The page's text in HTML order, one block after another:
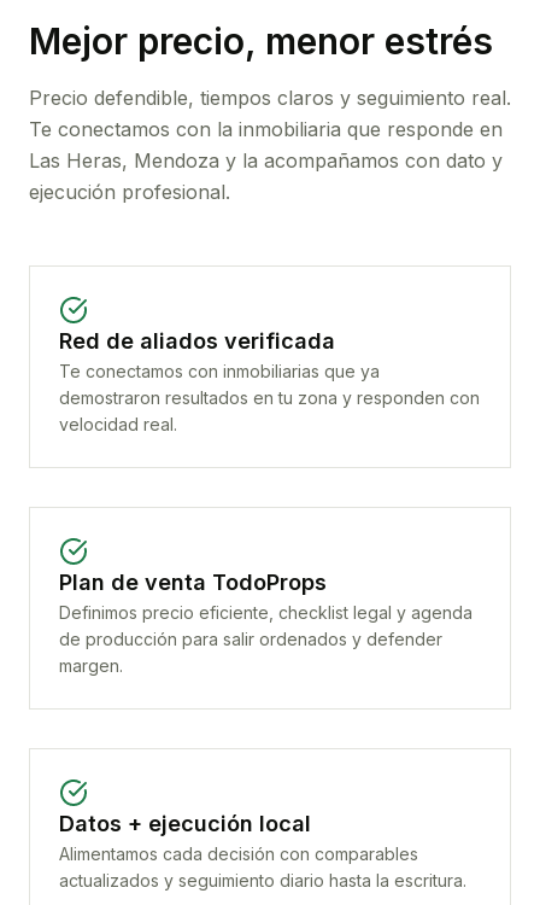
Mejor precio, menor estrés
Precio defendible, tiempos claros y seguimiento real.
Te conectamos con la inmobiliaria que responde en
Las Heras, Mendoza y la acompañamos con dato y
ejecución profesional.
Red de aliados verificada
Te conectamos con inmobiliarias que ya
demostraron resultados en tu zona y responden con
velocidad real.
Plan de venta TodoProps
Definimos precio eficiente, checklist legal y agenda
de producción para salir ordenados y defender
margen.
Datos + ejecución local
Alimentamos cada decisión con comparables
actualizados y seguimiento diario hasta la escritura.